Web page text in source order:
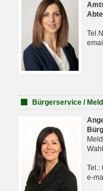
Bürgerservice /
Tel.:
e-